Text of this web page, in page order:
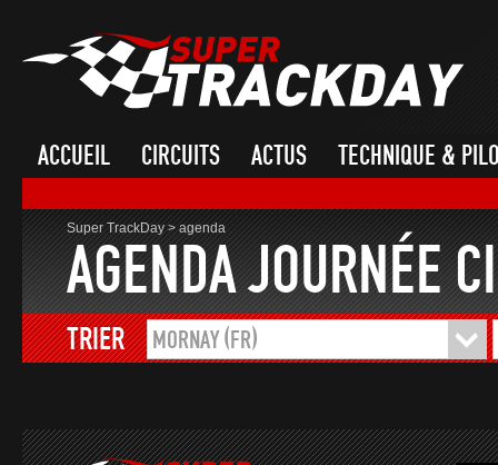
ACCUEIL CIRCUITS ACTUS TECHNIQUE &
Super TrackDay>agenda
AGENDA JOURNÉE
TRIER MORNAY (FR)